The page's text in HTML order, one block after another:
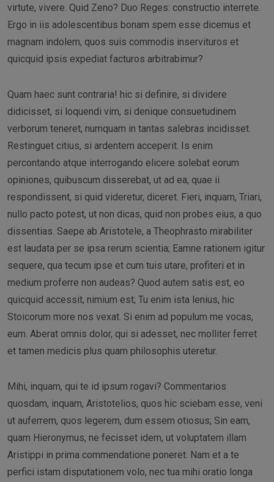
virtute, vivere. Quid Zeno? Duo Reges: constructio interrete.
Ergo in iis adolescentibus bonam spem esse dicemus et
magnam indolem, quos suis commodis inservituros et
quicquid ipsis expediat facturos arbitrabimur?
Quam haec sunt contraria! hic si definire, si dividere
didicisset, si loquendi vim, si denique consuetudinem
verborum teneret, numquam in tantas salebras incidisset.
Restinguet citius, si ardentem acceperit. Is enim
percontando atque interrogando elicere solebat eorum
opiniones, quibuscum disserebat, ut ad ea, quae ii
respondissent, si quid videretur, diceret. Fieri, inquam, Triari,
nullo pacto potest, ut non dicas, quid non probes eius, a quo
dissentias. Saepe ab Aristotele, a Theophrasto mirabiliter
est laudata per se ipsa rerum scientia; Eamne rationem igitur
sequere, qua tecum ipse et cum tuis utare, profiteri et in
medium proferre non audeas? Quod autem satis est, eo
quicquid accessit, nimium est; Tu enim ista lenius, hic
Stoicorum more nos vexat. Si enim ad populum me vocas,
eum. Aberat omnis dolor, qui si adesset, nec molliter ferret
et tamen medicis plus quam philosophis uteretur.
Mihi, inquam, qui te id ipsum rogavi? Commentarios
quosdam, inquam, Aristotelios, quos hic sciebam esse, veni
ut auferrem, quos legerem, dum essem otiosus; Sin eam,
quam Hieronymus, ne fecisset idem, ut voluptatem illam
Aristippi in prima commendatione poneret. Nam et a te
perfici istam disputationem volo, nec tua mihi oratio longa